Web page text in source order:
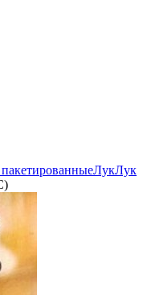
ЛукЛук